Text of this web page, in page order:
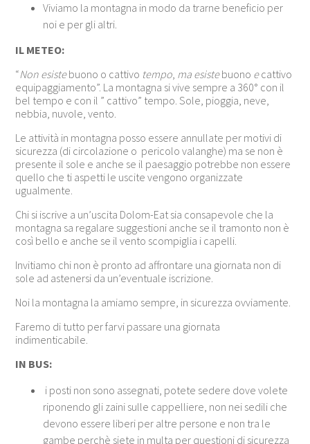
Viviamo la montagna in modo da trarne beneficio per
noi e per gli altri.
IL METEO:
“Non esistebuono o cattivo tempo, ma esistebuono ecattivo
equipaggiamento”. La montagna si vive sempre a 360° con il
bel tempo e con il ” cattivo” tempo. Sole, pioggia, neve,
nebbia, nuvole, vento.
Le attività in montagna posso essere annullate per motivi di
sicurezza (di circolazione o pericolo valanghe) ma se non è
presente il sole e anche se il paesaggio potrebbe non essere
quello che ti aspetti le uscite vengono organizzate
ugualmente.
Chi si iscrive a un’uscita Dolom-Eat sia consapevole che la
montagna sa regalare suggestioni anche se il tramonto non è
così bello e anche se il vento scompiglia i capelli.
Invitiamo chi non è pronto ad affrontare una giornata non di
sole ad astenersi da un’eventuale iscrizione.
Noi la montagna la amiamo sempre, in sicurezza ovviamente.
Faremo di tutto per farvi passare una giornata
indimenticabile.
IN BUS:
i posti non sono assegnati, potete sedere dove volete
riponendo gli zaini sulle cappelliere, non nei sedili che
devono essere liberi per altre persone e non tra le
gambe perchè siete in multa per questioni di sicurezza